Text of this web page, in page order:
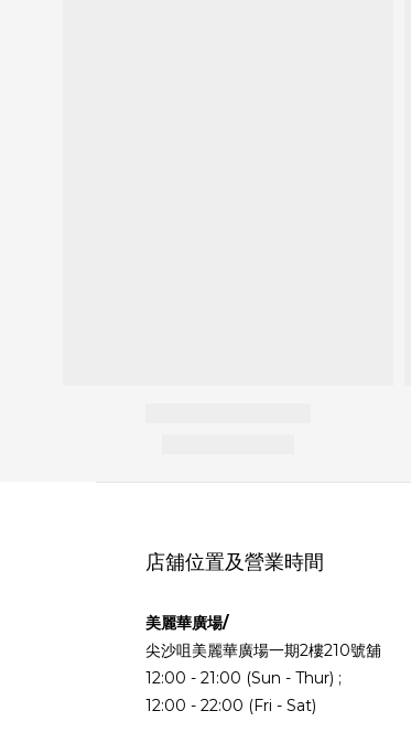
店舖位置及營業時間
美麗華廣場/
尖沙咀美麗華廣場一期2樓210號舖
12:00 - 21:00 (Sun - Thur) ;
12:00 - 22:00 (Fri - Sat)